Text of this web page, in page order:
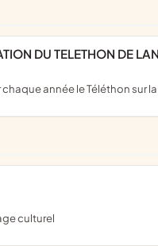
DU TELETHON DE
chaque année le Téléthon
culturel